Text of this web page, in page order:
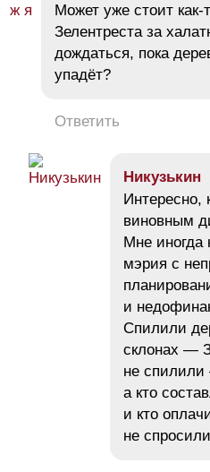
Может уже стоит как-
Зелентреста за
дождаться, пока
упадёт?
Ответить
Никузькин
Интересно,
виновным
Мне иногда
мэрия с
и
Спилили
склонах —
не
а кто
и кто
не спросили